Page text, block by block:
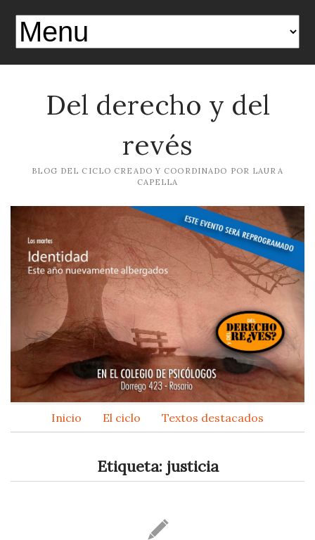
Del derecho y del
revés
BLOG DEL CICLO CREADO Y COORDINADO POR LAURA
CAPELLA
Inicio El ciclo Textos destacados
Etiqueta: justicia